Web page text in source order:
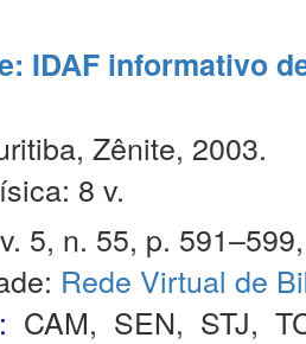
IDAF informativo
Zênite, 2003.
8 v.
5, n. 55, p.
Rede Virtual de
CAM, SEN, STJ,